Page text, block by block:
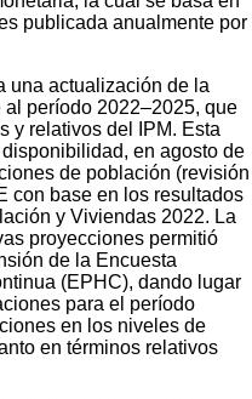
publicada anualmente por
una actualización de la
período 2022–2025, que
y relativos del IPM. Esta
en agosto de
de población (revisión
con base en los resultados
y Viviendas 2022. La
proyecciones permitió
de la Encuesta
(EPHC), dando lugar
para el período
en los niveles de
en términos relativos